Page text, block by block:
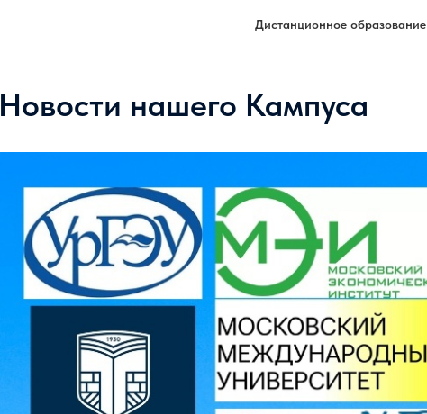
Дистанционное образование
Новости нашего Кампуса